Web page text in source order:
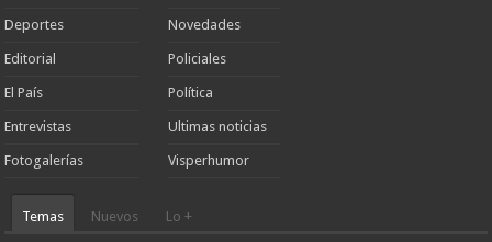
Deportes
Editorial
El País
Entrevistas
Fotogalerías
Novedades
Policiales
Política
Ultimas noticias
Visperhumor
Temas Nuevos Lo +